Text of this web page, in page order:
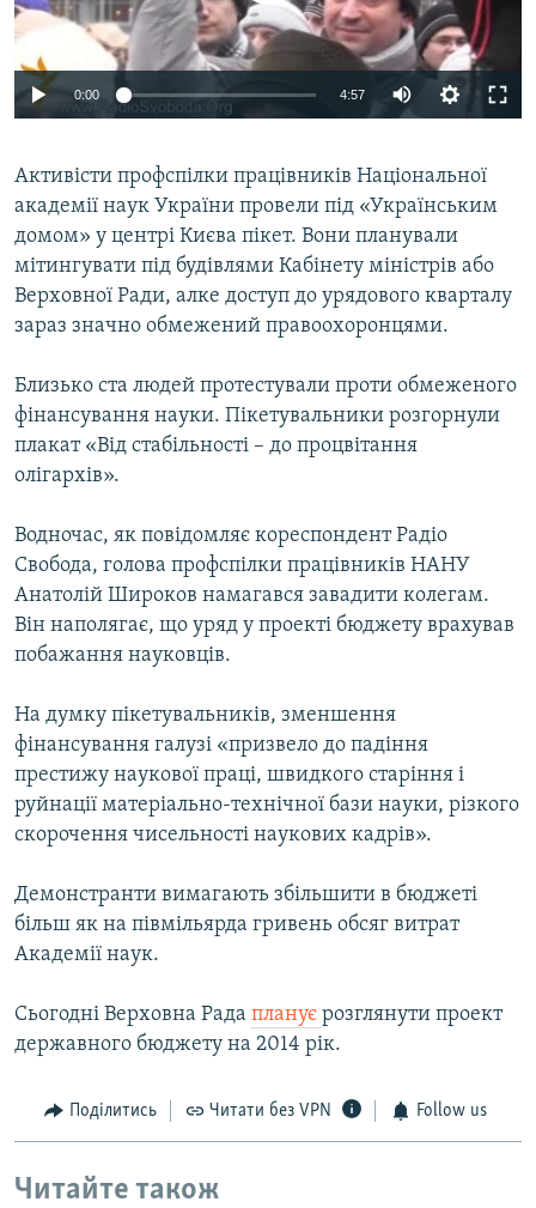
ВІДЕОУРОКИ «ELIFBE»
СВІДЧЕННЯ ОКУПАЦІЇ
УКРАЇНСЬКА ПРОБЛЕМА КРИМУ
Русский
Qırımtatar
Усі сайти RFE/RL
0:00 4:57
Активісти профспілки працівників Національної
академії наук України провели під «Українським
домом» у центрі Києва пікет. Вони планували
мітингувати під будівлями Кабінету міністрів або
Верховної Ради, алке доступ до урядового кварталу
зараз значно обмежений правоохоронцями.
Близько ста людей протестували проти обмеженого
фінансування науки. Пікетувальники розгорнули
плакат «Від стабільності – до процвітання
олігархів».
Водночас, як повідомляє кореспондент Радіо
Свобода, голова профспілки працівників НАНУ
Анатолій Широков намагався завадити колегам.
Він наполягає, що уряд у проекті бюджету врахував
побажання науковців.
На думку пікетувальників, зменшення
фінансування галузі «призвело до падіння
престижу наукової праці, швидкого старіння і
руйнації матеріально-технічної бази науки, різкого
скорочення чисельності наукових кадрів».
Демонстранти вимагають збільшити в бюджеті
більш як на півмільярда гривень обсяг витрат
Академії наук.
Сьогодні Верховна Рада планує розглянути проект
державного бюджету на 2014 рік.
Поділитись Читати без VPN Follow us
Читайте також